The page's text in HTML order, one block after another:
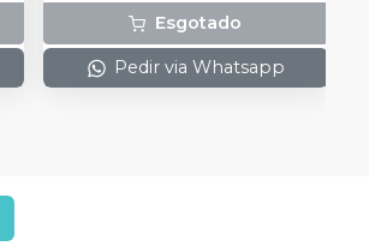
Esgotado
Pedir via Whatsapp